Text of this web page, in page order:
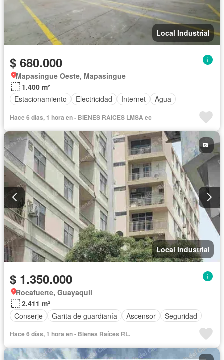
Local Industrial
$ 680.000
Mapasingue Oeste, Mapasingue
1.400 m²
Estacionamiento
Electricidad Internet Agua
Hace 6 días, 1 hora en - BIENES RAICES LMSA ec
Local Industrial
$ 1.350.000
Rocafuerte, Guayaquil
2.411 m²
Conserje
Garita de guardianía Ascensor Seguridad
Hace 6 días, 1 hora en - Bienes Raíces RL.